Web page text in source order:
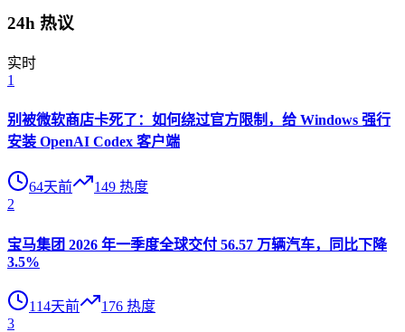
24h 热议
实时
1
别被微软商店卡死了：如何绕过官方限制，给 Windows 强行
安装 OpenAI Codex 客户端
64天前 149 热度
2
宝马集团 2026 年一季度全球交付 56.57 万辆汽车，同比下降
3.5%
114天前 176 热度
3